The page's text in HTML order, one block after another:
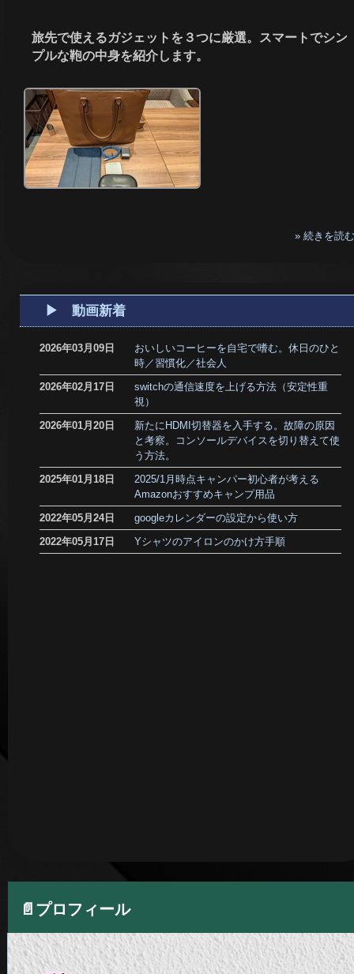
旅先で使えるガジェットを３つに厳選。スマートでシン
プルな鞄の中身を紹介します。
» 続きを読
▶ 動画新着
2026年03月09日
おいしいコーヒーを自宅で嗜む。休日のひと
時／習慣化／社会人
2026年02月17日
switchの通信速度を上げる方法（安定性重
視）
2026年01月20日
新たにHDMI切替器を入手する。故障の原因
と考察。コンソールデバイスを切り替えて使
う方法。
2025年01月18日
2025/1月時点キャンパー初心者が考える
Amazonおすすめキャンプ用品
2022年05月24日
googleカレンダーの設定から使い方
2022年05月17日
Yシャツのアイロンのかけ方手順
📄プロフィール